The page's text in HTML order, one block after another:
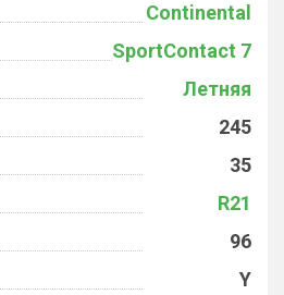
Continental
SportContact 7
Летняя
245
35
R21
96
Y